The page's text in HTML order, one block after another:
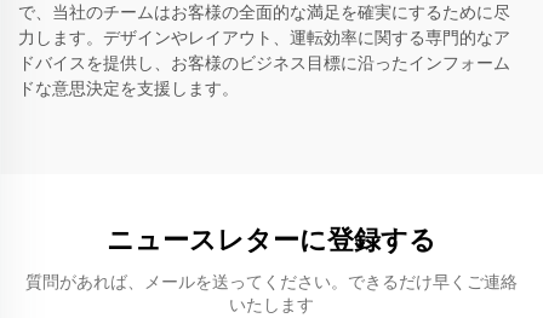
で、当社のチームはお客様の全面的な満足を確実にするために尽
力します。デザインやレイアウト、運転効率に関する専門的なア
ドバイスを提供し、お客様のビジネス目標に沿ったインフォーム
ドな意思決定を支援します。
ニュースレターに登録する
質問があれば、メールを送ってください。できるだけ早くご連絡
いたします